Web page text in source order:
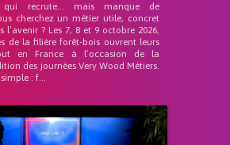
qui recrute… mais manque de
cherchez un métier utile, concret
l’avenir ? Les 7, 8 et 9 octobre 2026,
de la filière forêt-bois ouvrent leurs
en France à l’occasion de la
des journées Very Wood Métiers.
: f...